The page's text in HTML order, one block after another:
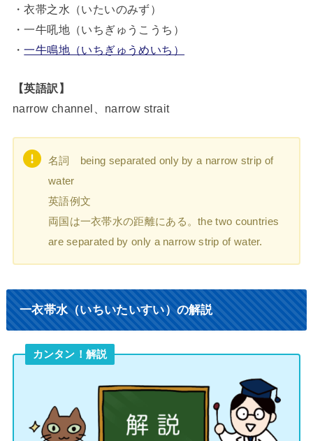
・衣帯之水（いたいのみず）
・一牛吼地（いちぎゅうこうち）
・一牛鳴地（いちぎゅうめいち）
【英語訳】
narrow channel、narrow strait
名詞 being separated only by a narrow strip of
water
英語例文
両国は一衣帯水の距離にある。the two countries
are separated by only a narrow strip of water.
一衣帯水（いちいたいすい）の解説
カンタン！解説